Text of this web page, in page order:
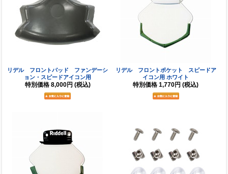
リデル フロントパッド ファンデーシ
ョン・スピードアイコン用
特別価格 8,000円 (税込)
リデル フロントポケット スピードア
イコン用 ホワイト
特別価格 1,770円 (税込)